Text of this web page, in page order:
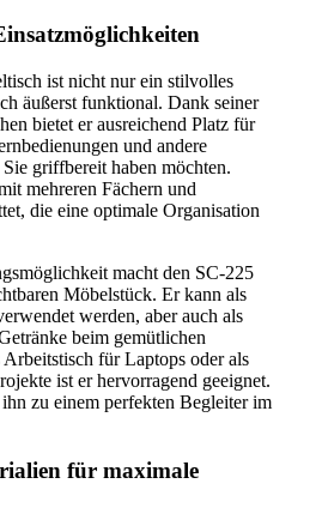
ist nicht nur ein stilvolles
äußerst funktional. Dank seiner
bietet er ausreichend Platz für
und andere
griffbereit haben möchten.
mehreren Fächern und
die eine optimale Organisation
macht den SC-225
Möbelstück. Er kann als
werden, aber auch als
beim gemütlichen
für Laptops oder als
ist er hervorragend geeignet.
zu einem perfekten Begleiter im
für maximale